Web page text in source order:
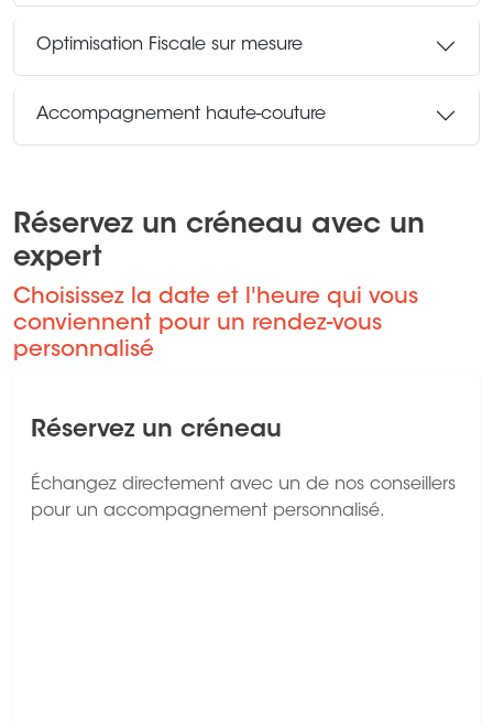
Optimisation Fiscale sur mesure
Accompagnement haute-couture
Réservez un créneau avec un
expert
Choisissez la date et l'heure qui vous
conviennent pour un rendez-vous
personnalisé
Réservez un créneau
Échangez directement avec un de nos conseillers
pour un accompagnement personnalisé.